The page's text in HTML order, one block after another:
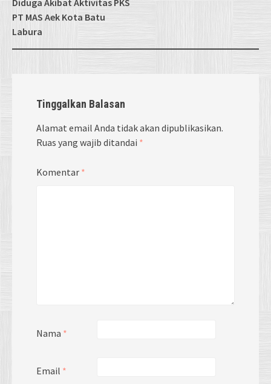
PT MAS Aek Kota Batu
Labura
Tinggalkan Balasan
Alamat email Anda tidak akan dipublikasikan.
Ruas yang wajib ditandai *
Komentar *
Nama *
Email *